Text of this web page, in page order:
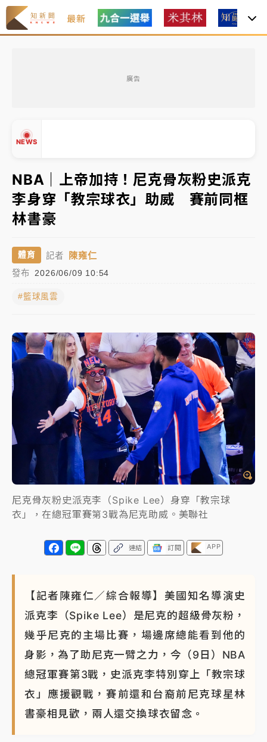
最新
廣告
NEWS
有片｜
連根拔起
中颱白海豚風雨來了！中部以北防豪雨 今晚、明天影
響最劇烈
白海豚逼近！北市水門只出不進 未移置車輛最高罰
4800＋拖吊費
油價持續凍漲！ 中油宣布下周一汽柴油價格維持不變
路鷹架倒塌壓2車
連根拔起
中颱白海豚風雨來了！中部以北防豪雨 今晚、明天影
響最劇烈
白海豚逼近！北市水門只出不進 未移置車輛最高罰
4800＋拖吊費
▼
NBA｜上帝加持！尼克骨灰粉史派克
李身穿「教宗球衣」助威 賽前同框
林書豪
體育 記者 陳雍仁
發布 2026/06/09 10:54
#籃球風雲
尼克骨灰粉史派克李（Spike Lee）身穿「教宗球
衣」，在總冠軍賽第3戰為尼克助威。美聯社
連結 訂閱 APP
【記者陳雍仁／綜合報導】美國知名導演史
派克李（Spike Lee）是尼克的超級骨灰粉，
幾乎尼克的主場比賽，場邊席總能看到他的
身影，為了助尼克一臂之力，今（9日）NBA
總冠軍賽第3戰，史派克李特別穿上「教宗球
衣」應援觀戰，賽前還和台裔前尼克球星林
書豪相見歡，兩人還交換球衣留念。